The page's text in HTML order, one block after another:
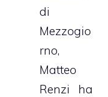
di
Mezzogio
rno,
Matteo
Renzi ha